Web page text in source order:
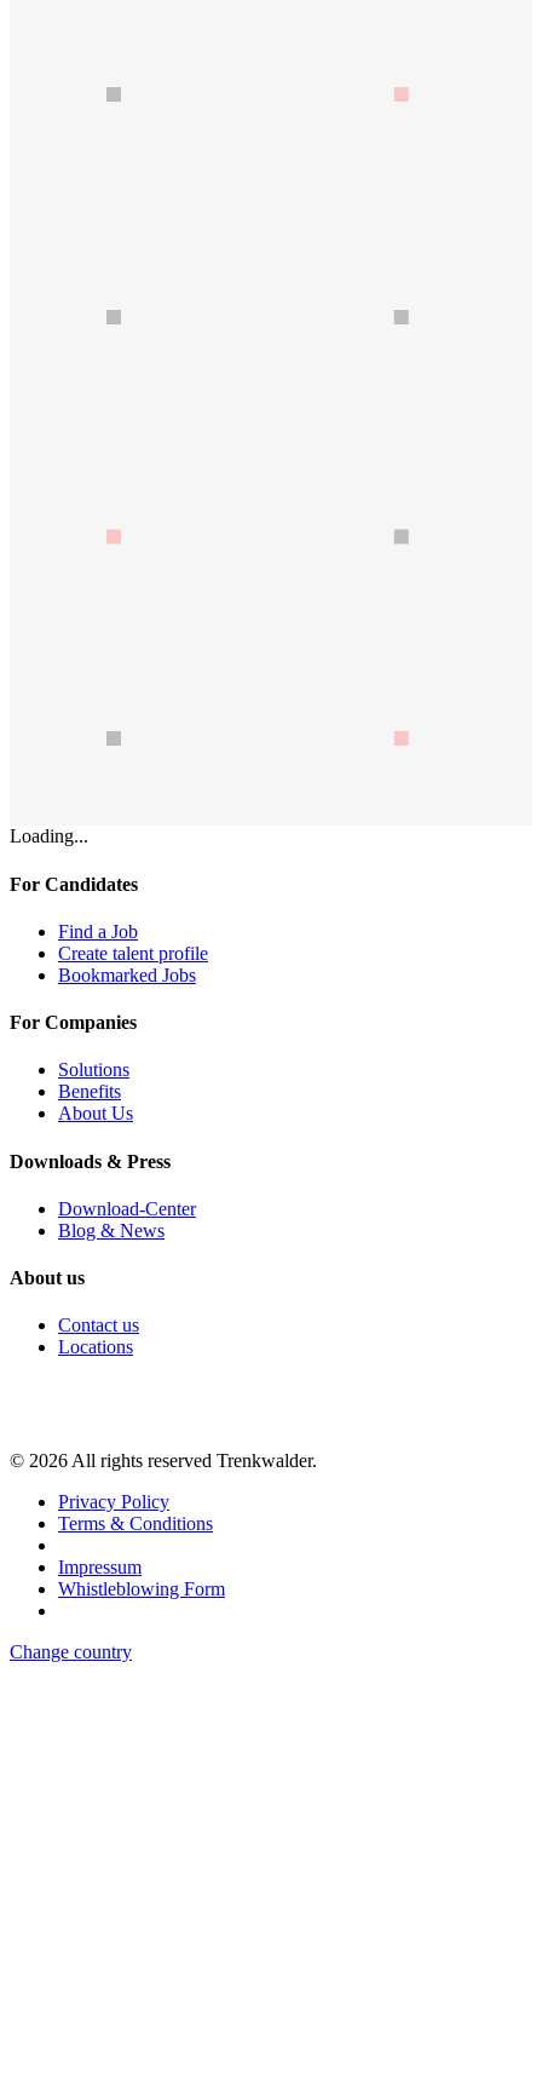
Loading...
For Candidates
Find a Job
Create talent profile
Bookmarked Jobs
For Companies
Solutions
Benefits
About Us
Downloads & Press
Download-Center
Blog & News
About us
Contact us
Locations
© 2026 All rights reserved Trenkwalder.
Privacy Policy
Terms & Conditions
Impressum
Whistleblowing Form
Change country